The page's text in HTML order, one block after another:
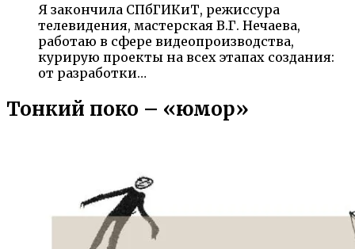
Я закончила СПбГИКиТ, режиссура
телевидения, мастерская В.Г. Нечаева,
работаю в сфере видеопроизводства,
курирую проекты на всех этапах создания:
от разработки…
Тонкий поко – «юмор»